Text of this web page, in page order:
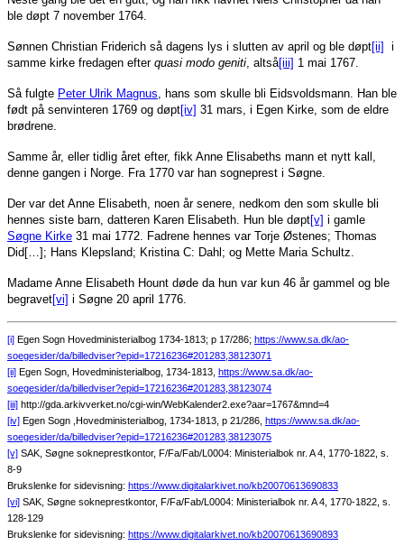
ble døpt 7 november 1764.
Sønnen Christian Friderich så dagens lys i slutten av april og ble døpt[ii]
i
samme kirke fredagen efter quasi modo geniti , altså[iii] 1 mai 1767.
Så fulgte Peter Ulrik Magnus , hans som skulle bli Eidsvoldsmann. Han ble
født på senvinteren 1769 og døpt[iv] 31 mars, i Egen Kirke, som de eldre
brødrene.
Samme år, eller tidlig året efter, fikk Anne Elisabeths mann et nytt kall,
denne gangen i Norge. Fra 1770 var han sogneprest i Søgne.
Der var det Anne Elisabeth, noen år senere, nedkom den som skulle bli
hennes siste barn, datteren Karen Elisabeth. Hun ble døpt[v] i gamle
Søgne Kirke 31 mai 1772. Fadrene hennes var Torje Østenes; Thomas
Did[…]; Hans Klepsland; Kristina C: Dahl; og Mette Maria Schultz.
Madame Anne Elisabeth Hount døde da hun var kun 46 år gammel og ble
begravet[vi] i Søgne 20 april 1776.
[i] Egen Sogn Hovedministerialbog 1734-1813; p 17/286; https://www.sa.dk/ao-
soegesider/da/billedviser?epid=17216236#201283,38123071
[ii] Egen Sogn, Hovedministerialbog, 1734-1813, https://www.sa.dk/ao-
soegesider/da/billedviser?epid=17216236#201283,38123074
[iii] http://gda.arkivverket.no/cgi-win/WebKalender2.exe?aar=1767&mnd=4
[iv] Egen Sogn ,Hovedministerialbog, 1734-1813, p 21/286, https://www.sa.dk/ao-
soegesider/da/billedviser?epid=17216236#201283,38123075
[v] SAK, Søgne sokneprestkontor, F/Fa/Fab/L0004: Ministerialbok nr. A 4, 1770-1822, s.
8-9
Brukslenke for sidevisning: https://www.digitalarkivet.no/kb20070613690833
[vi] SAK, Søgne sokneprestkontor, F/Fa/Fab/L0004: Ministerialbok nr. A 4, 1770-1822, s.
128-129
Brukslenke for sidevisning: https://www.digitalarkivet.no/kb20070613690893